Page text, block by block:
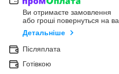
Ви отримаєте замовлення
або гроші повернуться на
Детальніше
Післяплата
Готівкою